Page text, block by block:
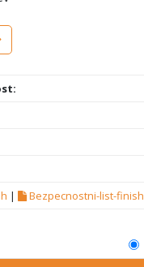
| Bezpecnostni-list-finish